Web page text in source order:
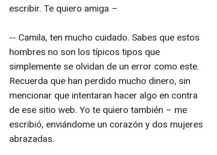
escribir. Te quiero amiga –
-- Camila, ten mucho cuidado. Sabes que estos
hombres no son los típicos tipos que
simplemente se olvidan de un error como este.
Recuerda que han perdido mucho dinero, sin
mencionar que intentaran hacer algo en contra
de ese sitio web. Yo te quiero también – me
escribió, enviándome un corazón y dos mujeres
abrazadas.